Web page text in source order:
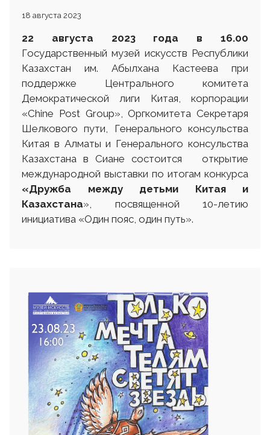
18 августа 2023
22 августа 2023
года в 16.00
Государственный музей искусств Республики
Казахстан им. Абылхана Кастеева при
поддержке Центрального комитета
Демократической лиги Китая, корпорации
«Chine Post Group», Оргкомитета Секретаря
Шелкового пути, Генерального консульства
Китая в Алматы и Генерального консульства
Казахстана в Сиане состоится открытие
международной выставки по итогам конкурса
«Дружба между детьми Китая и
Казахстана», посвященной 10-летию
инициатива «Один пояс, один путь».